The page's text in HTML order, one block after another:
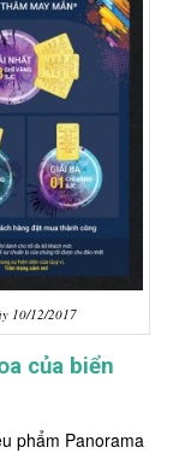
10/12/2017
của biển
phẩm Panorama